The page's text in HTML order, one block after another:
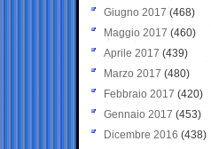
Giugno 2017 (468)
Maggio 2017 (460)
Aprile 2017 (439)
Marzo 2017 (480)
Febbraio 2017 (420)
Gennaio 2017 (453)
Dicembre 2016 (438)